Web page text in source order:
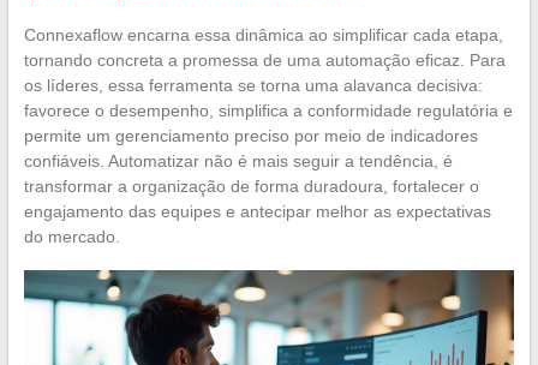
Connexaflow encarna essa dinâmica ao simplificar cada etapa,
tornando concreta a promessa de uma automação eficaz. Para
os líderes, essa ferramenta se torna uma alavanca decisiva:
favorece o desempenho, simplifica a conformidade regulatória e
permite um gerenciamento preciso por meio de indicadores
confiáveis. Automatizar não é mais seguir a tendência, é
transformar a organização de forma duradoura, fortalecer o
engajamento das equipes e antecipar melhor as expectativas
do mercado.